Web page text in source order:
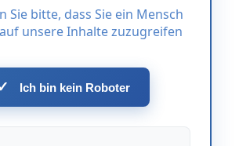
Sie bitte, dass Sie ein Mensch
unsere Inhalte zuzugreifen
Ich bin kein Roboter